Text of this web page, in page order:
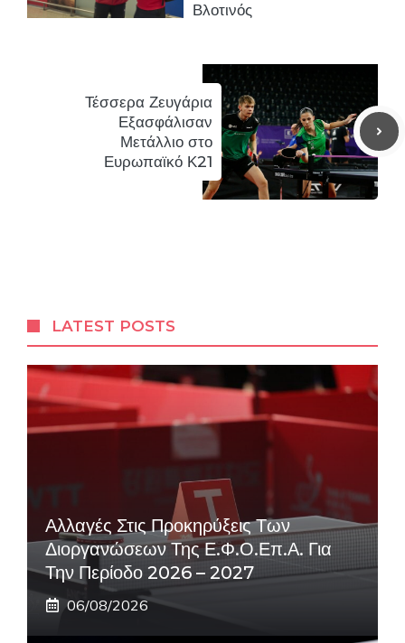
Βλοτινός
Τέσσερα Ζευγάρια
Εξασφάλισαν
Μετάλλιο στο
Ευρωπαϊκό Κ21
LATEST POSTS
Αλλαγές Στις Προκηρύξεις Των
Διοργανώσεων Της Ε.Φ.Ο.Επ.Α. Για
Την Περίοδο 2026 – 2027
06/08/2026